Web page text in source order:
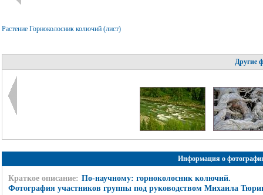
Растение Горноколосник колючий (лист)
Другие
Информация о
Краткое описание: По-научному: горноколосник колючий.
Фотография участников группы под руководством Михаила